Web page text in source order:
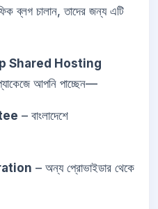
ব্লগ চালান, তাদের জন্য এটি
Shared Hosting
আপনি পাচ্ছেন—
– বাংলাদেশে
– অন্য প্রোভাইডার থেকে